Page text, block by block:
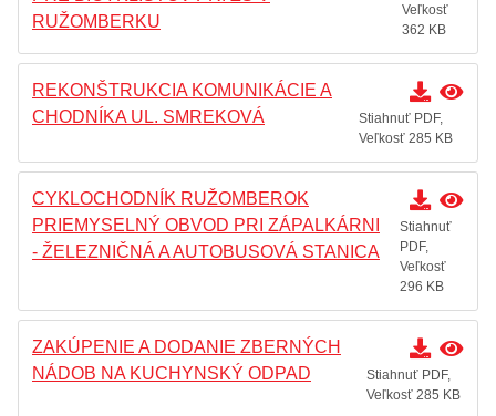
RUŽOMBERKU
Veľkosť
362 KB
REKONŠTRUKCIA KOMUNIKÁCIE A
CHODNÍKA UL. SMREKOVÁ
Stiahnuť PDF,
Veľkosť 285 KB
CYKLOCHODNÍK RUŽOMBEROK
PRIEMYSELNÝ OBVOD PRI ZÁPALKÁRNI
- ŽELEZNIČNÁ A AUTOBUSOVÁ STANICA
Stiahnuť
PDF,
Veľkosť
296 KB
ZAKÚPENIE A DODANIE ZBERNÝCH
NÁDOB NA KUCHYNSKÝ ODPAD
Stiahnuť PDF,
Veľkosť 285 KB